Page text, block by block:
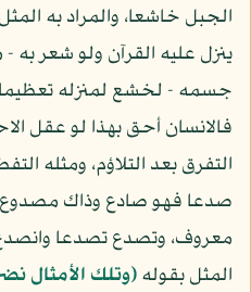
الجبل خاشعا، والمراد به
ينزل عليه القرآن ولو شعر
جسمه - لخشع لمنزله
فالانسان أحق بهذا لو عقل
التفرق بعد التلاؤم، ومثله
صدعا فهو صادع وذاك مصدوع
معروف، وتصدع تصدعا
المثل بقوله(وتلك الأمثال